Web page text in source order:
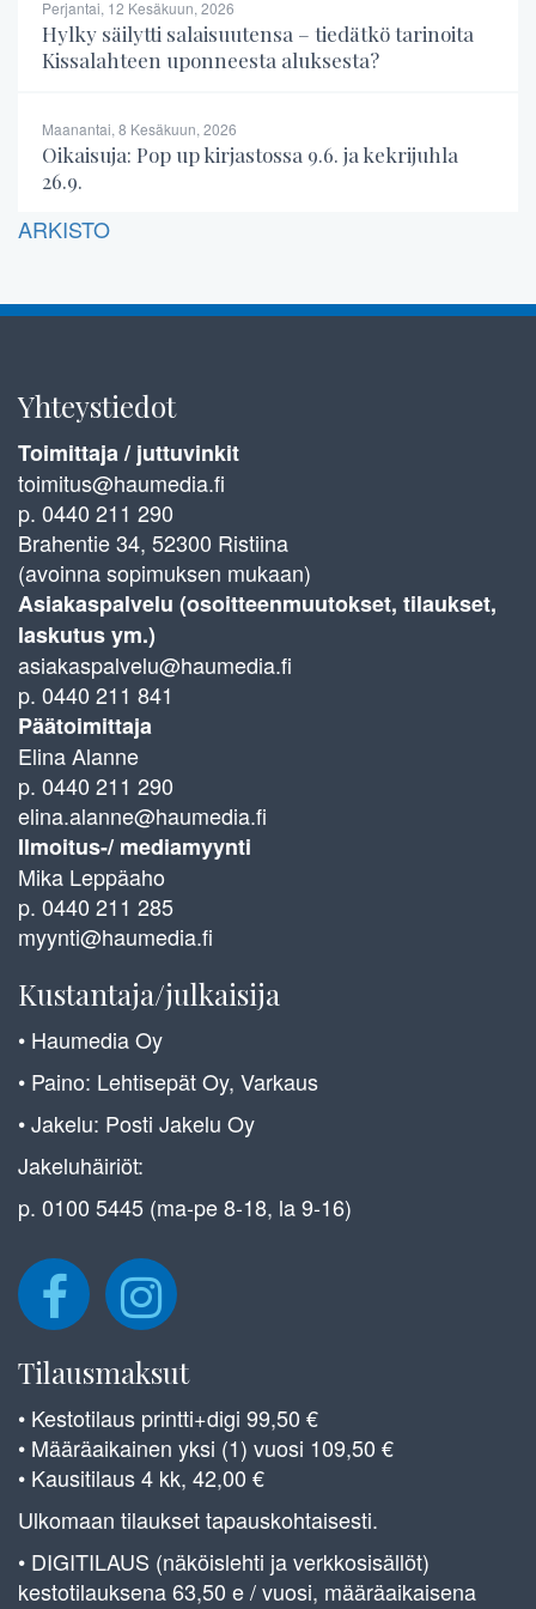
Perjantai, 12 Kesäkuun, 2026
Hylky säilytti salaisuutensa – tiedätkö tarinoita
Kissalahteen uponneesta aluksesta?
Maanantai, 8 Kesäkuun, 2026
Oikaisuja: Pop up kirjastossa 9.6. ja kekrijuhla
26.9.
ARKISTO
Yhteystiedot
Toimittaja / juttuvinkit
toimitus@haumedia.fi
p. 0440 211 290
Brahentie 34, 52300 Ristiina
(avoinna sopimuksen mukaan)
Asiakaspalvelu (osoitteenmuutokset, tilaukset,
laskutus ym.)
asiakaspalvelu@haumedia.fi
p. 0440 211 841
Päätoimittaja
Elina Alanne
p. 0440 211 290
elina.alanne@haumedia.fi
Ilmoitus-/ mediamyynti
Mika Leppäaho
p. 0440 211 285
myynti@haumedia.fi
Kustantaja/julkaisija
• Haumedia Oy
• Paino: Lehtisepät Oy, Varkaus
• Jakelu: Posti Jakelu Oy
Jakeluhäiriöt:
p. 0100 5445 (ma-pe 8-18, la 9-16)
Tilausmaksut
• Kestotilaus printti+digi 99,50 €
• Määräaikainen yksi (1) vuosi 109,50 €
• Kausitilaus 4 kk, 42,00 €
Ulkomaan tilaukset tapauskohtaisesti.
• DIGITILAUS (näköislehti ja verkkosisällöt)
kestotilauksena 63,50 e / vuosi, määräaikaisena